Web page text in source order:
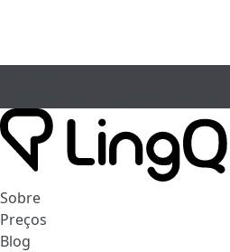
Sobre
Preços
Blog